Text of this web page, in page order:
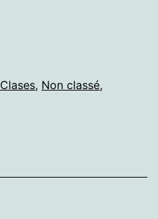
Clases, Non classé,